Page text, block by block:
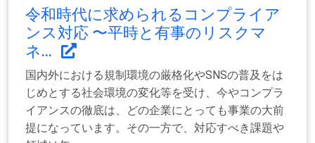
令和時代に求められるコンプライア
ンス対応 〜平時と有事のリスクマ
ネ...
国内外における規制環境の厳格化やSNSの普及をは
じめとする社会環境の変化等を受け、今やコンプラ
イアンスの徹底は、どの企業にとっても事業の大前
提になっています。その一方で、対応すべき課題や